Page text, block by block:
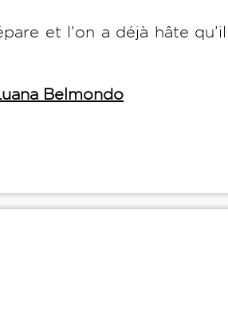
et l’on a déjà hâte
Belmondo